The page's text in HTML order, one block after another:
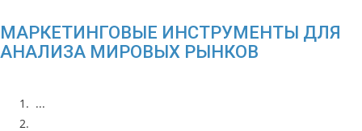
МАРКЕТИНГОВЫЕ ИНСТРУМЕНТЫ ДЛЯ
АНАЛИЗА МИРОВЫХ РЫНКОВ
...